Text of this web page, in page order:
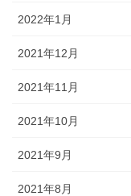
2022年1月
2021年12月
2021年11月
2021年10月
2021年9月
2021年8月